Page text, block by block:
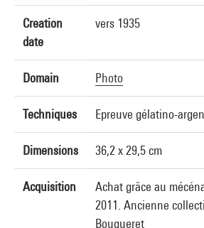
Creation
date
vers 1935
Domain Photo
Techniques Epreuve gélatino-
Dimensions 36,2 x 29,5 cm
Acquisition
Achat grâce au
2011. Ancienne
Bouqueret